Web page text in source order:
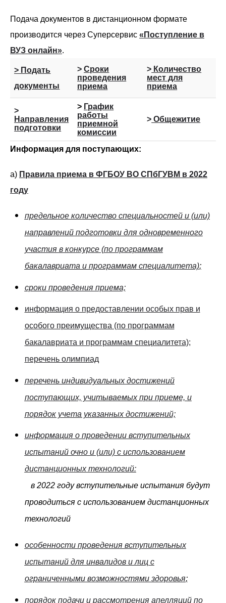
Подача документов в дистанционном формате
производится через Суперсервис «Поступление в
ВУЗ онлайн».
> Подать
документы
> Сроки
проведения
приема
> Количество
мест для
приема
>
Направления
подготовки
> График
работы
приемной
комиссии
> Общежитие
Информация для поступающих:
а) Правила приема в ФГБОУ ВО СПбГУВМ в 2022
году
предельное количество специальностей и (или)
направлений подготовки для одновременного
участия в конкурсе (по программам
бакалавриата и программам специалитета);
сроки проведения приема;
информация о предоставлении особых прав и
особого преимущества (по программам
бакалавриата и программам специалитета);
перечень олимпиад
перечень индивидуальных достижений
поступающих, учитываемых при приеме, и
порядок учета указанных достижений;
информация о проведении вступительных
испытаний очно и (или) с использованием
дистанционных технологий:
в 2022 году вступительные испытания будут
проводиться с использованием дистанционных
технологий
особенности проведения вступительных
испытаний для инвалидов и лиц с
ограниченными возможностями здоровья;
порядок подачи и рассмотрения апелляций по